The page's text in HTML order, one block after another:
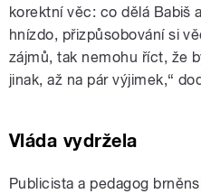
korektní věc: co dělá Babiš
hnízdo, přizpůsobování si
zájmů, tak nemohu říct, že
jinak, až na pár výjimek,“
Vláda vydržela
Publicista a pedagog